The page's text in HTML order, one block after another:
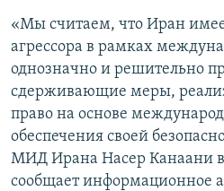
«Мы считаем, что Иран
агрессора в рамках
однозначно и решительно
сдерживающие меры,
право на основе
обеспечения своей
МИД Ирана Насер Канаани в
сообщает информационное